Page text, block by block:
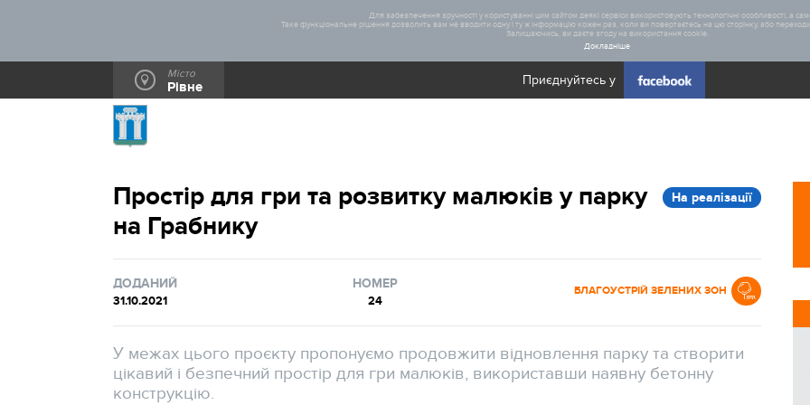
Для забезпечення зручності у користуванні цим сайтом деякі сервіси використовують технологічні особливості, а
Таке функціональне рішення дозволить вам не вводити одну і ту ж інформацію кожен раз, коли ви повертаєтесь на цю сторінку, або
Залишаючись, ви даєте згоду на використання cookie.
Докладніше
Місто
Рівне Приєднуйтесь у
Простір для гри та розвитку малюків у парку
на Грабнику
На реалізації
ДОДАНИЙ
31.10.2021
НОМЕР
24
БЛАГОУСТРІЙ ЗЕЛЕНИХ ЗОН
У межах цього проєкту пропонуємо продовжити відновлення парку та створити
цікавий і безпечний простір для гри малюків, використавши наявну бетонну
конструкцію.